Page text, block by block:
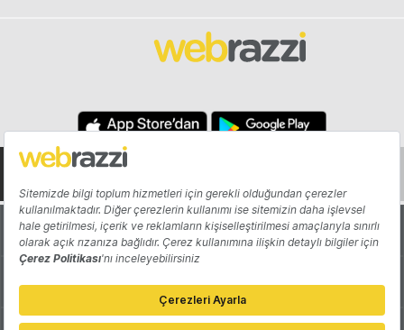
Hakkında Yazarlar
Katkıda Bulun Reklam